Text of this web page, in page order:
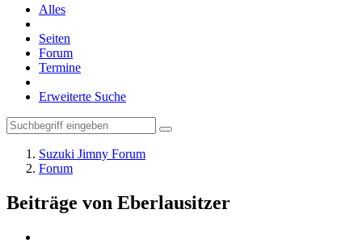
Alles
Seiten
Forum
Termine
Erweiterte Suche
Suzuki Jimny Forum
Forum
Beiträge von Eberlausitzer